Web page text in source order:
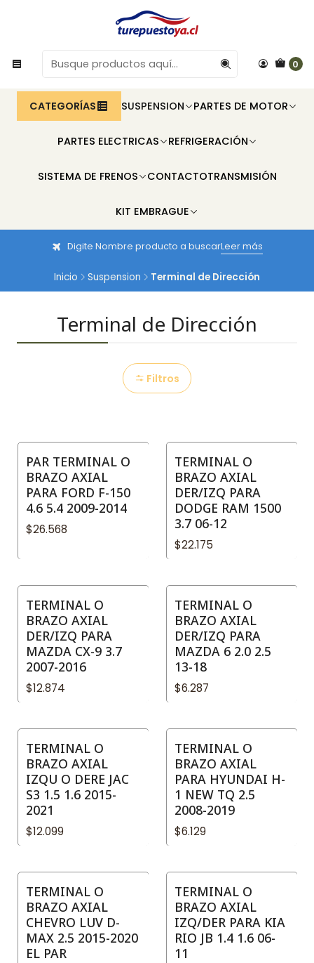
0
CATEGORÍAS SUSPENSION PARTES DE MOTOR
PARTES ELECTRICAS REFRIGERACIÓN
SISTEMA DE FRENOS CONTACTOTRANSMISIÓN
KIT EMBRAGUE
Digite Nombre producto a buscarLeer más
Inicio Suspension Terminal de Dirección
Terminal de Dirección
Filtros
PAR TERMINAL O
BRAZO AXIAL
PARA FORD F-150
4.6 5.4 2009-2014
$26.568
TERMINAL O
BRAZO AXIAL
DER/IZQ PARA
DODGE RAM 1500
3.7 06-12
$22.175
TERMINAL O
BRAZO AXIAL
DER/IZQ PARA
MAZDA CX-9 3.7
2007-2016
$12.874
TERMINAL O
BRAZO AXIAL
DER/IZQ PARA
MAZDA 6 2.0 2.5
13-18
$6.287
TERMINAL O
BRAZO AXIAL
IZQU O DERE JAC
S3 1.5 1.6 2015-
2021
$12.099
TERMINAL O
BRAZO AXIAL
PARA HYUNDAI H-
1 NEW TQ 2.5
2008-2019
$6.129
TERMINAL O
BRAZO AXIAL
CHEVRO LUV D-
MAX 2.5 2015-2020
EL PAR
TERMINAL O
BRAZO AXIAL
IZQ/DER PARA KIA
RIO JB 1.4 1.6 06-
11